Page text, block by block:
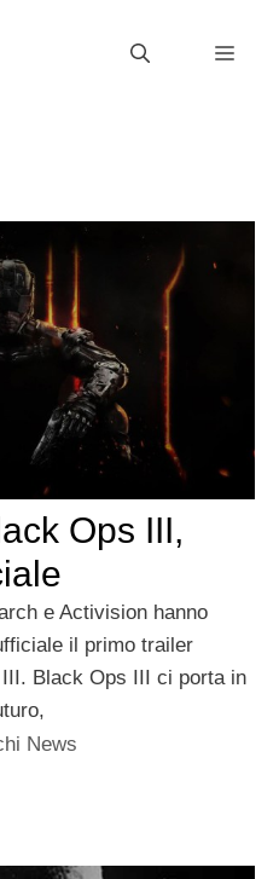
Ops III,
e Activision hanno
il primo trailer
Black Ops III ci porta in
News